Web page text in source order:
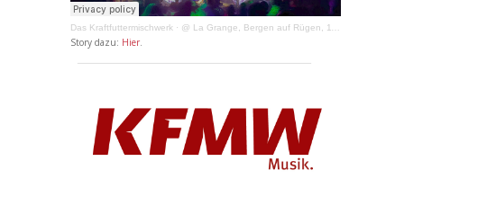
Das Kraftfuttermischwerk · @ La Grange, Bergen auf Rügen, 11.04.2026
Story dazu: Hier.